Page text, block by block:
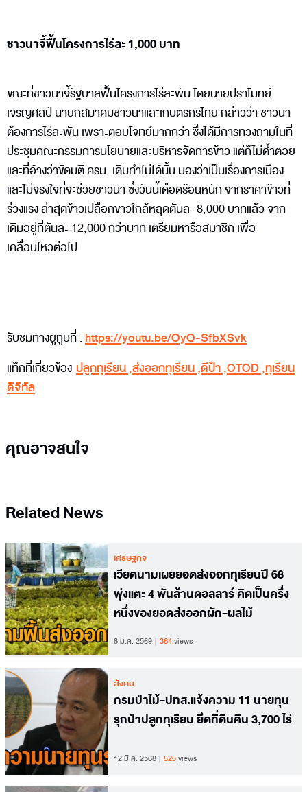
ชาวนาจี้ฟื้นโครงการไร่ละ 1,000 บาท
ขณะที่ชาวนาจี้รัฐบาลฟื้นโครงการไร่ละพัน โดยนายปราโมทย์
เจริญศิลป์ นายกสมาคมชาวนาและเกษตรกรไทย กล่าวว่า ชาวนา
ต้องการไร่ละพัน เพราะตอบโจทย์มากกว่า ซึ่งได้มีการทวงถามในที่
ประชุมคณะกรรมการนโยบายและบริหารจัดการข้าว แต่ก็ไม่ด้ำตอย
และที่อ้างว่าขัดมติ ครม. เดิมทำไม่ได้นั้น มองว่าเป็นเรื่องการเมือง
และไม่จริงใจที่จะช่วยชาวนา ซึ่งวันนี้เดือดร้อนหนัก จากราคาข้าวที่
ร่วงแรง ล่าสุดข้าวเปลือกขาวใกล้หลุดตันละ 8,000 บาทแล้ว จาก
เดิมอยู่ที่ตันละ 12,000 กว่าบาท เตรียมหารือสมาชิก เพื่อ
เคลื่อนไหวต่อไป
รับชมทางยูทูบที่ :https://youtu.be/OyQ-SfbXSvk
แท็กที่เกี่ยวข้อง ปลูกทุเรียน,ส่งออกทุเรียน,ดีป้า,OTOD ,ทุเรียน
ดิจิทัล
คุณอาจสนใจ
Related News
เศรษฐกิจ
เวียดนามเผยยอดส่งออกทุเรียนปี 68
พุ่งแตะ 4 พันล้านดอลลาร์ คิดเป็นครึ่ง
หนึ่งของยอดส่งออกผัก-ผลไม้
8 ม.ค. 2569 364views
สังคม
กรมป่าไม้-ปทส.แจ้งความ 11 นายทุน
รุกป่าปลูกทุเรียน ยึดที่ดินคืน 3,700 ไร่
12 มี.ค. 2568 525views